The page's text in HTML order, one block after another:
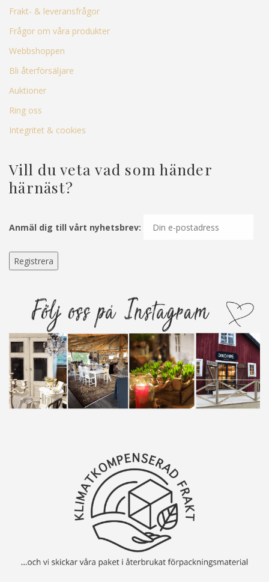
Frakt- & leveransfrågor
Frågor om våra produkter
Webbshoppen
Bli återförsäljare
Auktioner
Ring oss
Integritet & cookies
Vill du veta vad som händer
härnäst?
Anmäl dig till vårt nyhetsbrev: